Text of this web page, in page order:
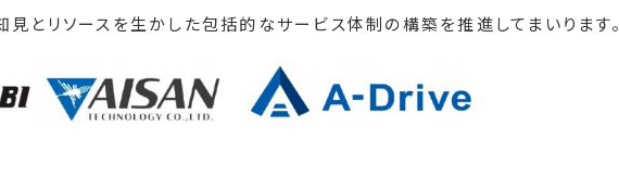
とリソースを生かした包括的なサービス体制の構築を推進してまいります。